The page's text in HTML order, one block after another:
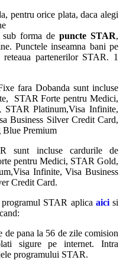
pentru orice plata, daca alegi
sub forma depuncte STAR,
Punctele inseamna bani pe
partenerilor STAR. 1
fara Dobanda sunt incluse
STAR Forte pentru Medici,
Platinum,Visa Infinite,
Business Silver Credit Card,
Premium
sunt incluse cardurile de
pentru Medici, STAR Gold,
Infinite, Visa Business
Credit Card.
STAR aplica aicisi
de pana la 56 de zile comision
sigure pe internet. Intra
programului STAR.